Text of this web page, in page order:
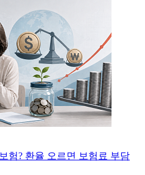
험? 환율 오르면 보험료 부담